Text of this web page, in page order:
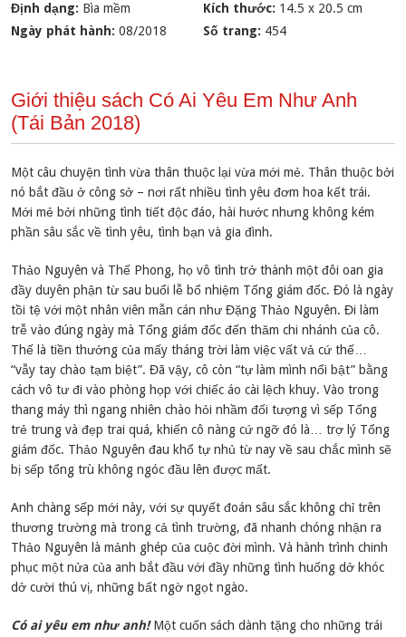
Định dạng: Bìa mềm Kích thước: 14.5 x 20.5 cm
Ngày phát hành:08/2018 Số trang: 454
Giới thiệu sách Có Ai Yêu Em Như Anh
(Tái Bản 2018)
Một câu chuyện tình vừa thân thuộc lại vừa mới mẻ. Thân thuộc bởi
nó bắt đầu ở công sở – nơi rất nhiều tình yêu đơm hoa kết trái.
Mới mẻ bởi những tình tiết độc đáo, hài hước nhưng không kém
phần sâu sắc về tình yêu, tình bạn và gia đình.
Thảo Nguyên và Thế Phong, họ vô tình trở thành một đôi oan gia
đầy duyên phận từ sau buổi lễ bổ nhiệm Tổng giám đốc. Đó là ngày
tồi tệ với một nhân viên mẫn cán như Đặng Thảo Nguyên. Đi làm
trễ vào đúng ngày mà Tổng giám đốc đến thăm chi nhánh của cô.
Thế là tiền thưởng của mấy tháng trời làm việc vất vả cứ thế…
“vẫy tay chào tạm biệt”. Đã vậy, cô còn “tự làm mình nổi bật” bằng
cách vô tư đi vào phòng họp với chiếc áo cài lệch khuy. Vào trong
thang máy thì ngang nhiên chào hỏi nhầm đối tượng vì sếp Tổng
trẻ trung và đẹp trai quá, khiến cô nàng cứ ngỡ đó là… trợ lý Tổng
giám đốc. Thảo Nguyên đau khổ tự nhủ từ nay về sau chắc mình sẽ
bị sếp tổng trù không ngóc đầu lên được mất.
Anh chàng sếp mới này, với sự quyết đoán sâu sắc không chỉ trên
thương trường mà trong cả tình trường, đã nhanh chóng nhận ra
Thảo Nguyên là mảnh ghép của cuộc đời mình. Và hành trình chinh
phục một nửa của anh bắt đầu với đầy những tình huống dở khóc
dở cười thú vị, những bất ngờ ngọt ngào.
Có ai yêu em như anh!Một cuốn sách dành tặng cho những trái